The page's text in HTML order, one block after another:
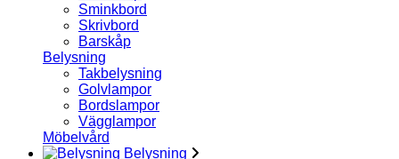
Sminkbord
Skrivbord
Barskåp
Belysning
Takbelysning
Golvlampor
Bordslampor
Vägglampor
Möbelvård
Belysning